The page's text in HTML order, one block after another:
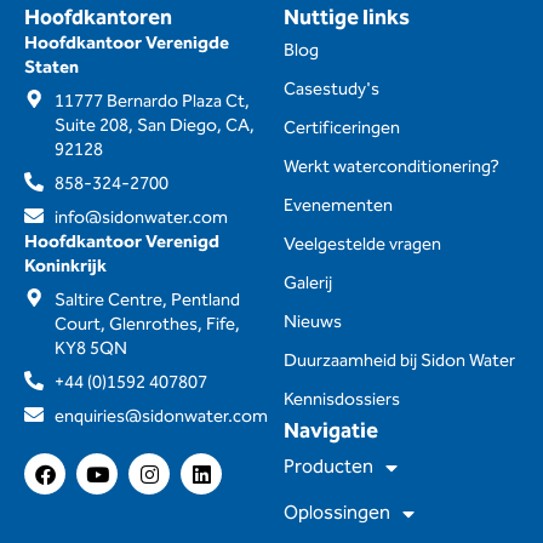
Hoofdkantoren
Hoofdkantoor Verenigde
Staten
11777 Bernardo Plaza Ct,
Suite 208, San Diego, CA,
92128
858-324-2700
info@sidonwater.com
Hoofdkantoor Verenigd
Koninkrijk
Saltire Centre, Pentland
Court, Glenrothes, Fife,
KY8 5QN
+44 (0)1592 407807
enquiries@sidonwater.com
F
a
Y
o
I
n
L
i
Navigatie
Producten
Oplossingen
Nuttige links
Blog
Casestudy's
Certificeringen
Werkt waterconditionering?
Evenementen
Veelgestelde vragen
Galerij
Nieuws
Duurzaamheid bij Sidon Water
Kennisdossiers